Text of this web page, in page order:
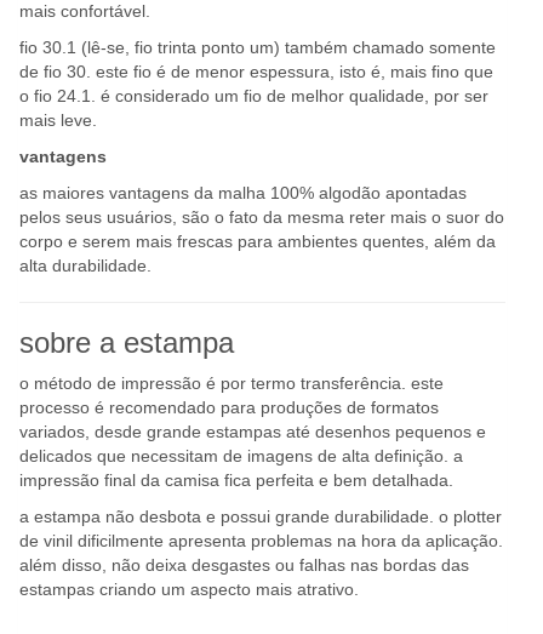
mais confortável.
fio 30.1 (lê-se, fio trinta ponto um) também chamado somente
de fio 30. este fio é de menor espessura, isto é, mais fino que
o fio 24.1. é considerado um fio de melhor qualidade, por ser
mais leve.
vantagens
as maiores vantagens da malha 100% algodão apontadas
pelos seus usuários, são o fato da mesma reter mais o suor do
corpo e serem mais frescas para ambientes quentes, além da
alta durabilidade.
sobre a estampa
o método de impressão é por termo transferência. este
processo é recomendado para produções de formatos
variados, desde grande estampas até desenhos pequenos e
delicados que necessitam de imagens de alta definição. a
impressão final da camisa fica perfeita e bem detalhada.
a estampa não desbota e possui grande durabilidade. o plotter
de vinil dificilmente apresenta problemas na hora da aplicação.
além disso, não deixa desgastes ou falhas nas bordas das
estampas criando um aspecto mais atrativo.